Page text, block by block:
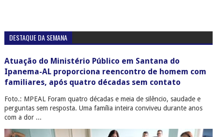
DESTAQUE DA SEMANA
Atuação do Ministério Público em Santana do
Ipanema-AL proporciona reencontro de homem com
familiares, após quatro décadas sem contato
Foto.: MPEAL Foram quatro décadas e meia de silêncio, saudade e
perguntas sem resposta. Uma família inteira conviveu durante anos
com a dor ...